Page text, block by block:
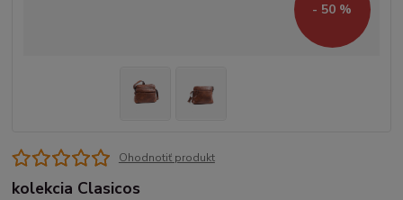
- 50 %
Ohodnotiť produkt
kolekcia Clasicos